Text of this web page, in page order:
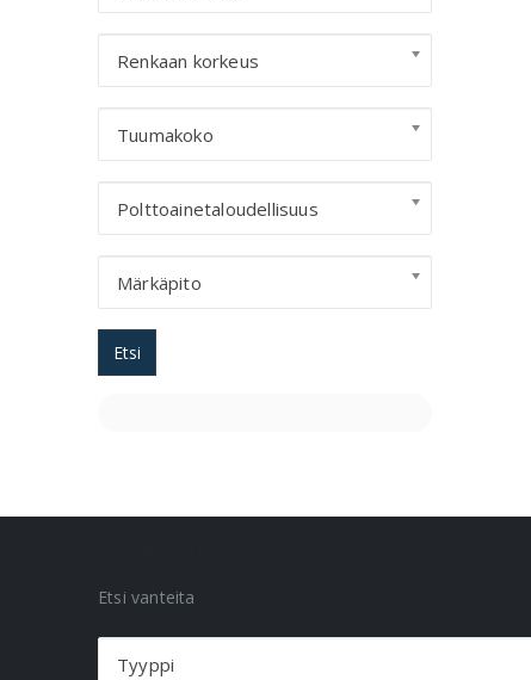
Renkaan korkeus
Tuumakoko
Polttoainetaloudellisuus
Märkäpito
Etsi
Etsi vanteita
Tyyppi